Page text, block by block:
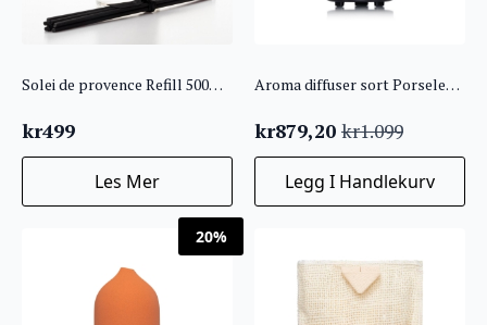
Solei de provence Refill 500ml m/pinner
kr499
Les Mer
Aroma diffuser sort Porselen Stone Soap Spa
kr1.099
Opprinnelig
pris
var:
kr1.099.
kr879,20
Nåværende
pris
kr879,20.
Legg I Handlekurv
20%